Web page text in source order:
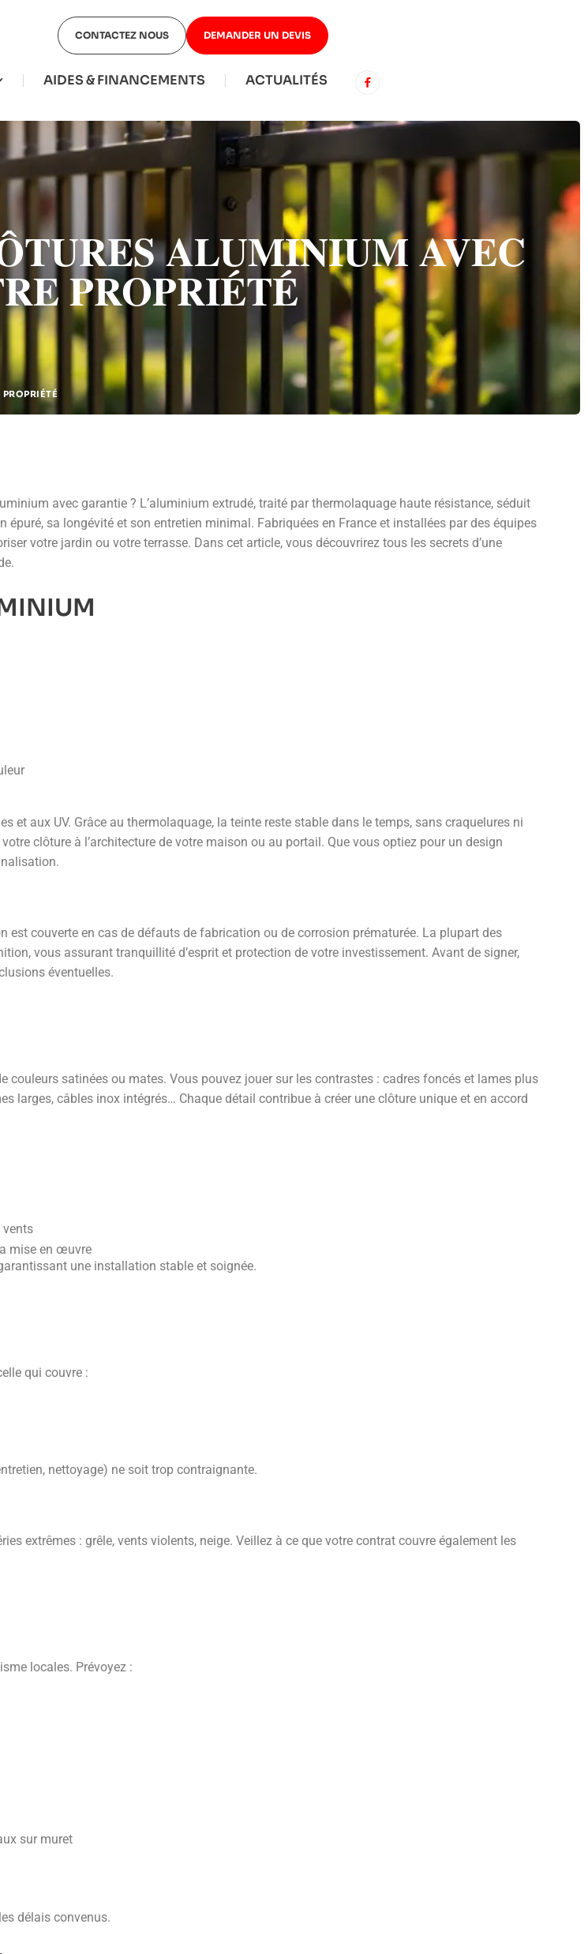
CONTACTEZ NOUS DEMANDER UN DEVIS
AIDES & FINANCEMENTS ACTUALITÉS
ALUMINIUM AVEC
PROPRIÉTÉ
avec garantie ? L’aluminium extrudé, traité par thermolaquage haute résistance, séduit
sa longévité et son entretien minimal. Fabriquées en France et installées par des équipes
votre jardin ou votre terrasse. Dans cet article, vous découvrirez tous les secrets d’une
et aux UV. Grâce au thermolaquage, la teinte reste stable dans le temps, sans craquelures ni
clôture à l’architecture de votre maison ou au portail. Que vous optiez pour un design
couverte en cas de défauts de fabrication ou de corrosion prématurée. La plupart des
vous assurant tranquillité d’esprit et protection de votre investissement. Avant de signer,
éventuelles.
satinées ou mates. Vous pouvez jouer sur les contrastes : cadres foncés et lames plus
larges, câbles inox intégrés… Chaque détail contribue à créer une clôture unique et en accord
vents
mise en œuvre
une installation stable et soignée.
qui couvre :
nettoyage) ne soit trop contraignante.
extrêmes : grêle, vents violents, neige. Veillez à ce que votre contrat couvre également les
locales. Prévoyez :
sur muret
délais convenus.